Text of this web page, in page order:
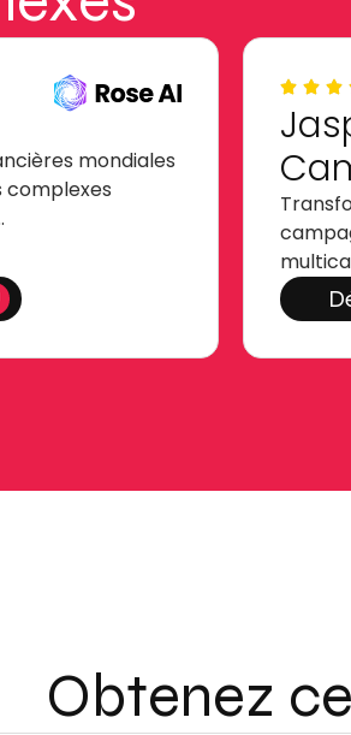
mondiales
complexes
Obtenez